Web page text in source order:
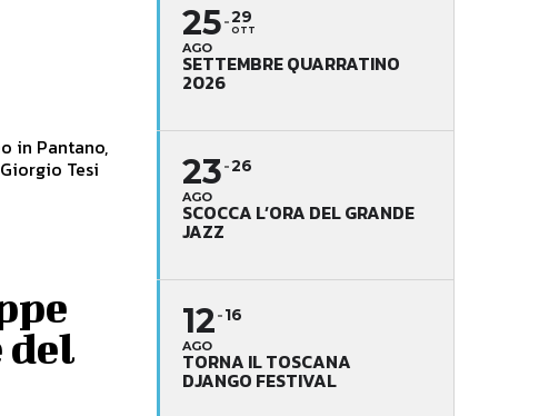
in Pantano,
Tesi
del
25
AGO
29
OTT
SETTEMBRE QUARRATINO
2026
23
AGO
26
SCOCCA L’ORA DEL GRANDE
JAZZ
12
AGO
16
TORNA IL TOSCANA
DJANGO FESTIVAL